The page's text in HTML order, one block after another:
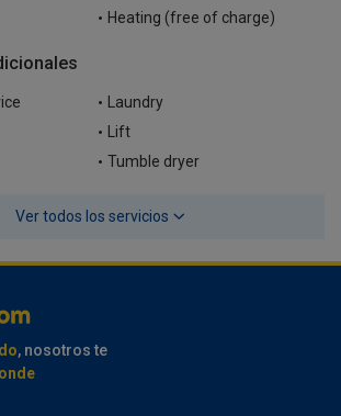
Heating (free of charge)
Laundry
Lift
Tumble dryer
Ver todos los servicios
, nosotros te